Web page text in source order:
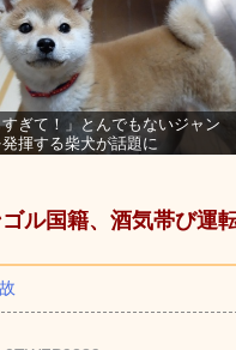
ぎて！」とんでもないジャン
揮する柴犬が話題に
ル国籍、酒気帯び運